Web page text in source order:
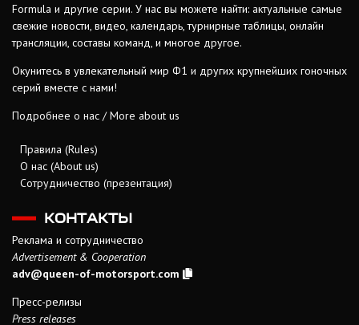
Formula и другие серии. У нас вы можете найти: актуальные самые
свежие новости, видео, календарь, турнирные таблицы, онлайн
трансляции, составы команд, и многое другое.
Окунитесь в увлекательный мир Ф1 и других крупнейших гоночных
серий вместе с нами!
Подробнее о нас / More about us
Правила (Rules)
О нас (About us)
Сотрудничество (презентация)
КОНТАКТЫ
Реклама и сотрудничество
Advertisement & Cooperation
adv@queen-of-motorsport.com
Пресс-релизы
Press releases